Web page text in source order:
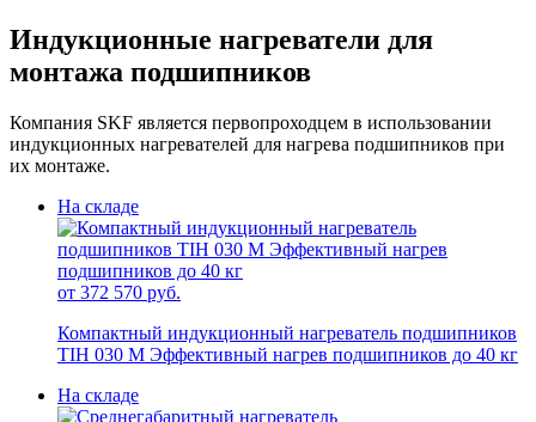
Индукционные нагреватели для
монтажа подшипников
Компания SKF является первопроходцем в использовании
индукционных нагревателей для нагрева подшипников при
их монтаже.
На складе
от 372 570 руб.
Компактный индукционный нагреватель подшипников
TIH 030 M Эффективный нагрев подшипников до 40 кг
На складе